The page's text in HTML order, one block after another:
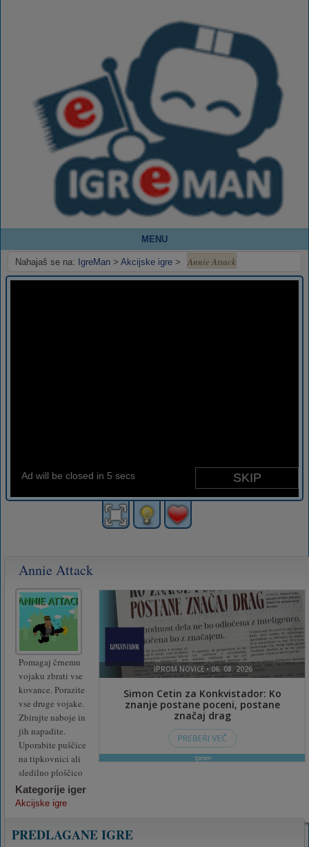
MENU
Nahajaš se na: IgreMan > Akcijske igre > Annie Attack
Annie Attack
Pomagaj črnemu
vojaku zbrati vse
kovance. Porazite
vse druge vojake.
Zbirajte naboje in
jih napadite.
Uporabite puščice
na tipkovnici ali
sledilno ploščico
Kategorije iger
Akcijske igre
PREDLAGANE IGRE